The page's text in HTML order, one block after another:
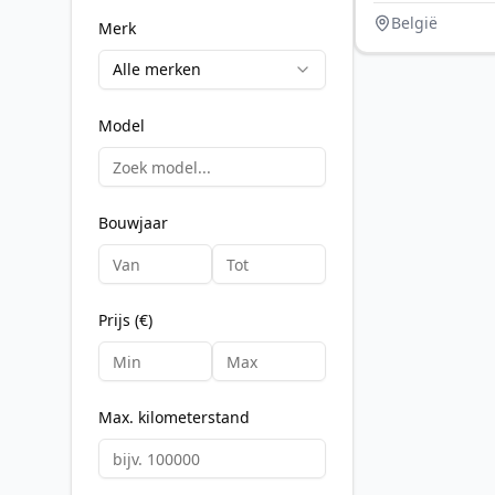
Merk
Alle merken
Model
Bouwjaar
Prijs (€)
Max. kilometerstand
België